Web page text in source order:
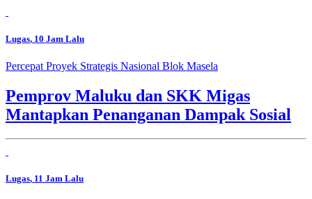
Lugas, 10 Jam Lalu
Percepat Proyek Strategis Nasional Blok Masela
Pemprov Maluku dan SKK Migas
Mantapkan Penanganan Dampak Sosial
Lugas, 11 Jam Lalu